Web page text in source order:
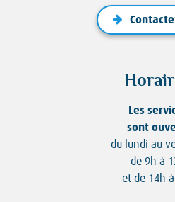
Les
sont
du lundi au
de 9h à
et de 14h